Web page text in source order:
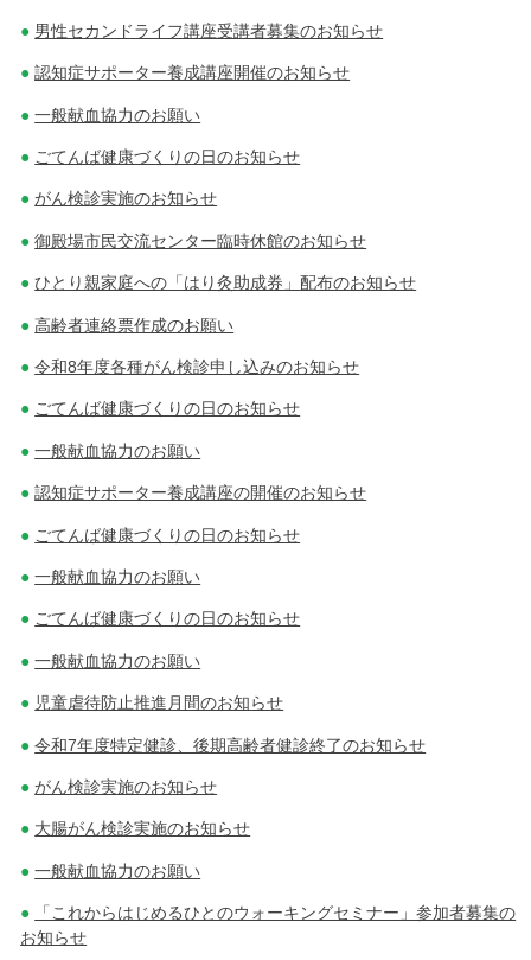
男性セカンドライフ講座受講者募集のお知らせ
認知症サポーター養成講座開催のお知らせ
一般献血協力のお願い
ごてんば健康づくりの日のお知らせ
がん検診実施のお知らせ
御殿場市民交流センター臨時休館のお知らせ
ひとり親家庭への「はり灸助成券」配布のお知らせ
高齢者連絡票作成のお願い
令和8年度各種がん検診申し込みのお知らせ
ごてんば健康づくりの日のお知らせ
一般献血協力のお願い
認知症サポーター養成講座の開催のお知らせ
ごてんば健康づくりの日のお知らせ
一般献血協力のお願い
ごてんば健康づくりの日のお知らせ
一般献血協力のお願い
児童虐待防止推進月間のお知らせ
令和7年度特定健診、後期高齢者健診終了のお知らせ
がん検診実施のお知らせ
大腸がん検診実施のお知らせ
一般献血協力のお願い
「これからはじめるひとのウォーキングセミナー」参加者募集の
お知らせ